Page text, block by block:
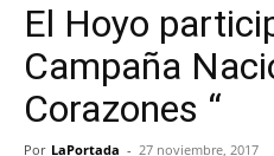
El Hoyo
Campaña
Corazones “
Por LaPortada - 27 noviembre, 2017